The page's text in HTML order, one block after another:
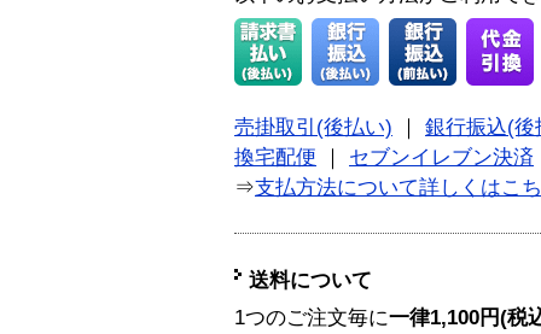
売掛取引(後払い) ｜ 銀行振込(後
換宅配便 ｜ セブンイレブン決済
⇒支払方法について詳しくはこ
送料について
1つのご注文毎に一律1,100円(税